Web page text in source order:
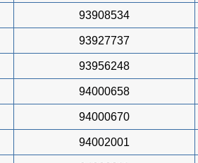
93908534
93927737
93956248
94000658
94000670
94002001